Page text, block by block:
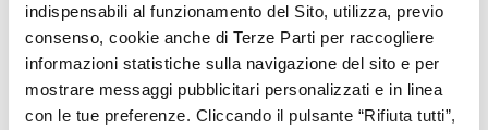
indispensabili al funzionamento del Sito, utilizza, previo
consenso, cookie anche di Terze Parti per raccogliere
informazioni statistiche sulla navigazione del sito e per
mostrare messaggi pubblicitari personalizzati e in linea
con le tue preferenze. Cliccando il pulsante “Rifiuta tutti”,
Questo non vuole essere un elenco esaustivo
e il consiglio migliore è sempre chiedere una
diagnosi al proprio medico, soprattutto se il
disturbo persiste.